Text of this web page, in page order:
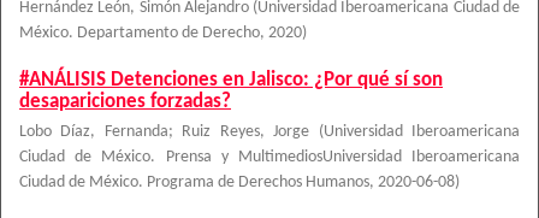
Hernández León, Simón Alejandro (Universidad Iberoamericana Ciudad de
México. Departamento de Derecho, 2020)
#ANÁLISIS Detenciones en Jalisco: ¿Por qué sí son
desapariciones forzadas?
Lobo Díaz, Fernanda; Ruiz Reyes, Jorge (Universidad Iberoamericana
Ciudad de México. Prensa y MultimediosUniversidad Iberoamericana
Ciudad de México. Programa de Derechos Humanos, 2020-06-08)